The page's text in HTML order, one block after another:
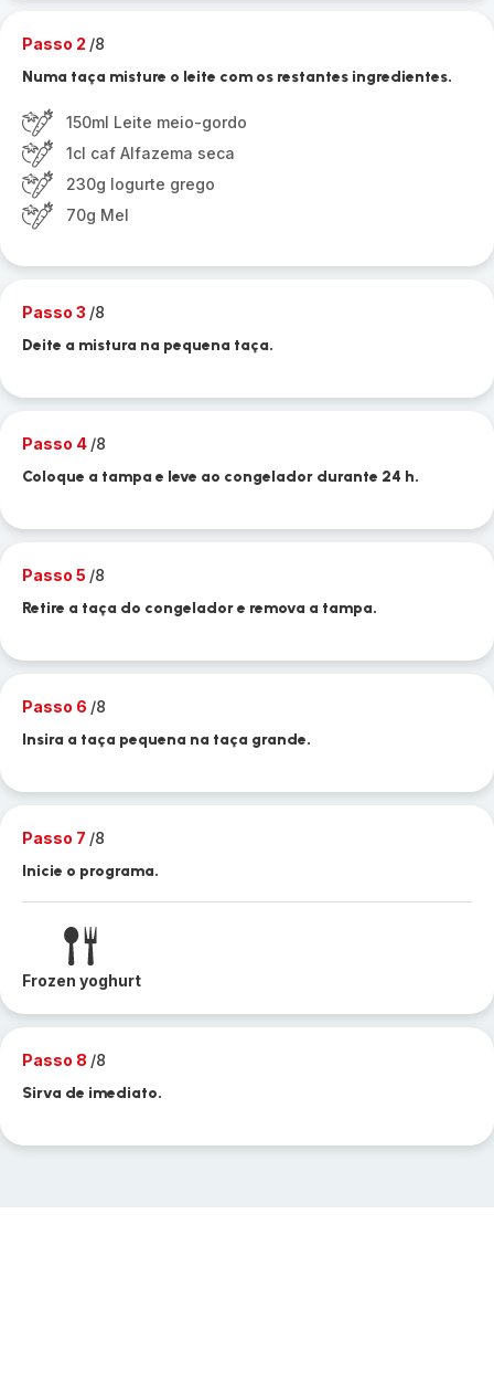
Passo 2 /8
Numa taça misture o leite com os restantes ingredientes.
150ml Leite meio-gordo
1cl caf Alfazema seca
230g Iogurte grego
70g Mel
Passo 3 /8
Deite a mistura na pequena taça.
Passo 4 /8
Coloque a tampa e leve ao congelador durante 24 h.
Passo 5 /8
Retire a taça do congelador e remova a tampa.
Passo 6 /8
Insira a taça pequena na taça grande.
Passo 7 /8
Inicie o programa.
Frozen yoghurt
Passo 8 /8
Sirva de imediato.